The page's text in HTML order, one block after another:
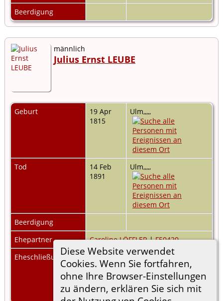
Diese Website verwendet
Cookies. Wenn Sie fortfahren,
ohne Ihre Browser-Einstellungen
zu ändern, erklären Sie sich mit
Beerdigung
männlich
Julius Ernst LEUBE
Geburt
19 Apr
1815
Ulm,,,,,
Tod
14 Feb
1891
Ulm,,,,,
Beerdigung
Ehepartner
Caroline LÖFFLER|F50420
Eheschließung
02 Aug
1842
Ulm,,,,,